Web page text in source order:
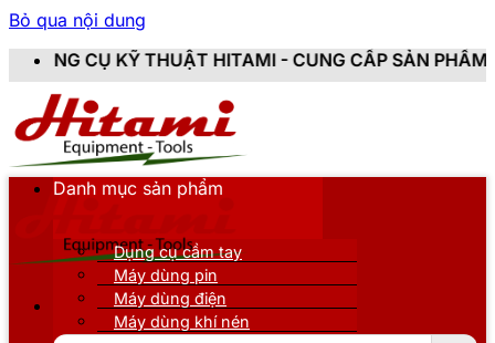
Bỏ qua nội dung
HITAMI - CUNG CẤP SẢN PHẨM CHÍNH HÃNG,
Danh mục sản phẩm
Dụng cụ cầm tay
Máy dùng pin
Máy dùng điện
Máy dùng khí nén